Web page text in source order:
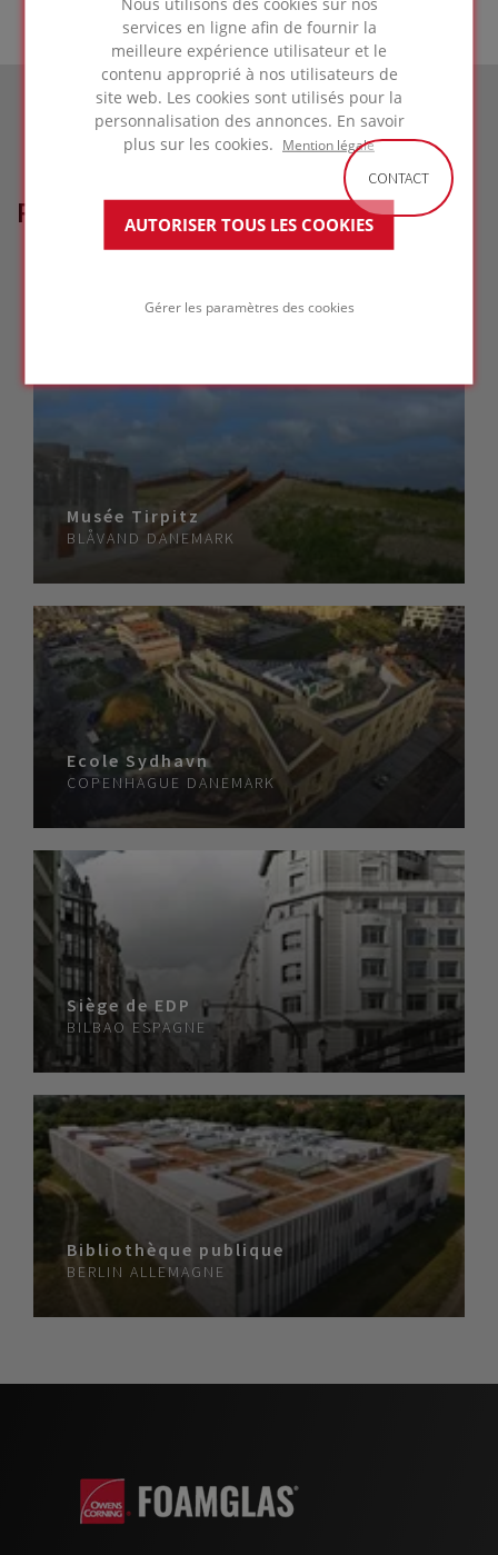
services en ligne afin de fournir la
meilleure expérience utilisateur et le
contenu approprié à nos utilisateurs de
site web. Les cookies sont utilisés pour la
personnalisation des annonces. En savoir
plus sur les cookies.
Mention légale
AUTORISER TOUS LES COOKIES
Gérer les paramètres des cookies
RÉFÉRENCES LIÉES
Musée Tirpitz
BLÅVAND DANEMARK
Ecole Sydhavn
COPENHAGUE DANEMARK
Siège de EDP
BILBAO ESPAGNE
Bibliothèque publique
BERLIN ALLEMAGNE
CONTACT